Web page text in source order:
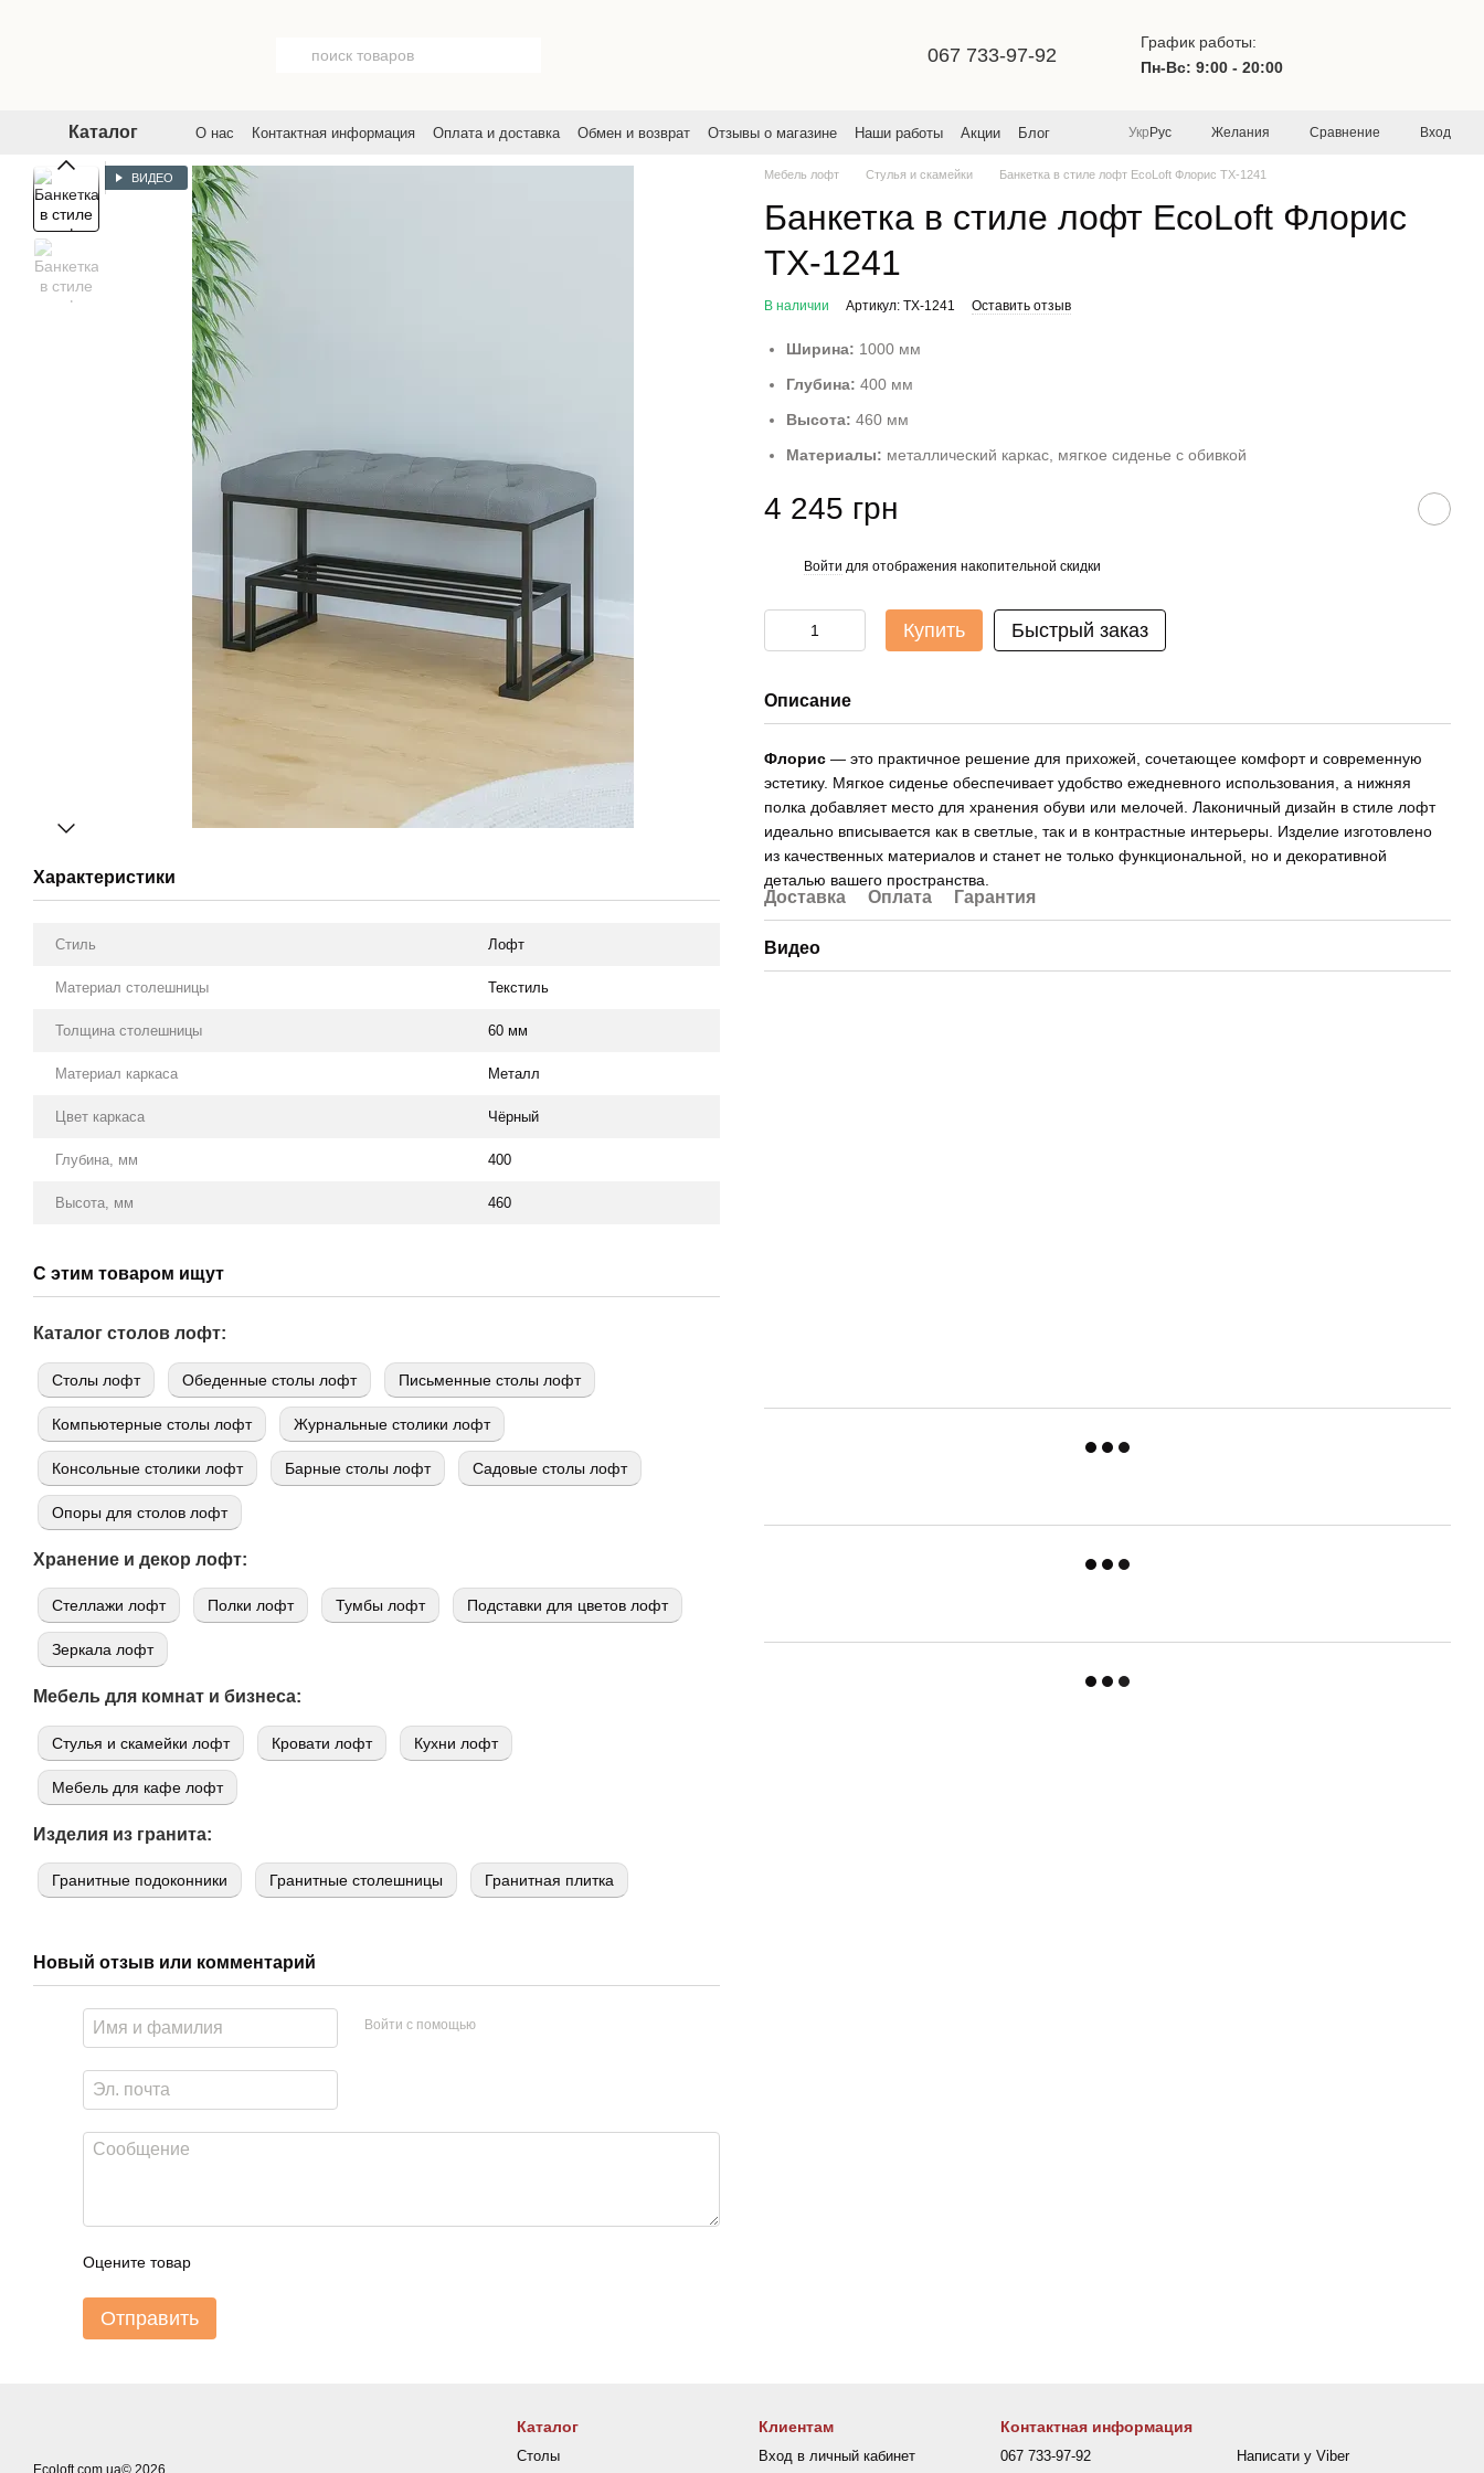
067 733-97-92
График работы:
Пн-Вс: 9:00 - 20:00
Каталог О нас Контактная информация Оплата и доставка Обмен и возврат Отзывы о магазине Наши работы Акции
Блог
Укр Рус Желания Сравнение Вход
ВИДЕО
Характеристики
Стиль Лофт
Материал столешницы Текстиль
Толщина столешницы 60 мм
Материал каркаса Металл
Цвет каркаса Чёрный
Глубина, мм 400
Высота, мм 460
С этим товаром ищут
Каталог столов лофт:
Cтолы лофт Обеденные столы лофт Письменные столы лофт
Компьютерные столы лофт Журнальные столики лофт
Консольные столики лофт Барные столы лофт Садовые столы лофт
Опоры для столов лофт
Хранение и декор лофт:
Стеллажи лофт Полки лофт Тумбы лофт Подставки для цветов лофт
Зеркала лофт
Мебель для комнат и бизнеса:
Стулья и скамейки лофт Кровати лофт Кухни лофт
Мебель для кафе лофт
Изделия из гранита:
Гранитные подоконники Гранитные столешницы Гранитная плитка
Новый отзыв или комментарий
Войти с помощью
Оцените товар
Отправить
Мебель лофт Стулья и скамейки Банкетка в стиле лофт EcoLoft Флорис TX-1241
Банкетка в стиле лофт EcoLoft Флорис
TX-1241
В наличии Артикул: TX-1241 Оставить отзыв
Ширина: 1000 мм
Глубина: 400 мм
Высота: 460 мм
Материалы: металлический каркас, мягкое сиденье с обивкой
4 245 грн
Войти для отображения накопительной скидки
Купить Быстрый заказ
Описание
Флорис — это практичное решение для прихожей, сочетающее комфорт и современную
эстетику. Мягкое сиденье обеспечивает удобство ежедневного использования, а нижняя
полка добавляет место для хранения обуви или мелочей. Лаконичный дизайн в стиле лофт
идеально вписывается как в светлые, так и в контрастные интерьеры. Изделие изготовлено
из качественных материалов и станет не только функциональной, но и декоративной
деталью вашего пространства.
Доставка Оплата Гарантия
Видео
Каталог
Столы
Клиентам
Вход в личный кабинет
Контактная информация
067 733-97-92 Написати у Viber